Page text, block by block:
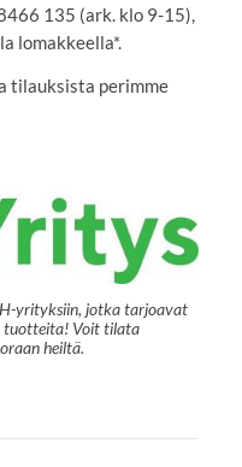
135 (ark. klo 9-15),
lomakkeella*.
tilauksista perimme
yrityksiin, jotka tarjoavat
tuotteita! Voit tilata
heiltä.